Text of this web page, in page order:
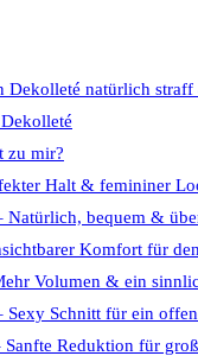
Dekolleté natürlich straff
zu mir?
Halt & femininer
Natürlich, bequem &
Komfort für
Volumen & ein
Sexy Schnitt für ein
Reduktion für